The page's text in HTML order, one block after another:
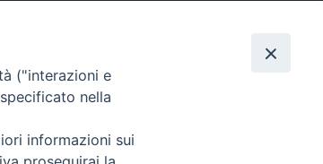
("interazioni e
nella
informazioni sui